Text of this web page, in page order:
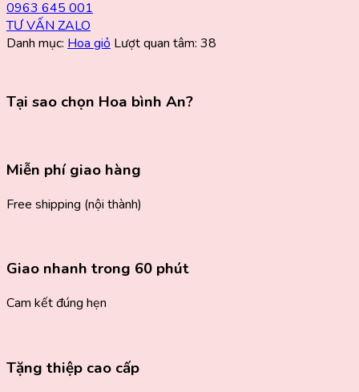
Khai
Trương
Biên
Tốt
0963 645 001
TƯ VẤN ZALO
Danh mục: Hoa giỏ Lượt quan tâm: 38
Tại sao chọn Hoa bình An?
Miễn phí giao hàng
Free shipping (nội thành)
Giao nhanh trong 60 phút
Cam kết đúng hẹn
Tặng thiệp cao cấp